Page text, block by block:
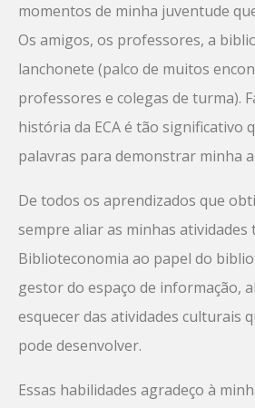
momentos de minha juventude
Os amigos, os professores, a
lanchonete (palco de muitos
professores e colegas de turma).
história da ECA é tão significativo
palavras para demonstrar minha
De todos os aprendizados que
sempre aliar as minhas atividades
Biblioteconomia ao papel do
gestor do espaço de informação,
esquecer das atividades culturais
pode desenvolver.
Essas habilidades agradeço à